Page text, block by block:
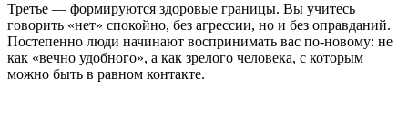
Третье — формируются здоровые границы. Вы учитесь
говорить «нет» спокойно, без агрессии, но и без оправданий.
Постепенно люди начинают воспринимать вас по-новому: не
как «вечно удобного», а как зрелого человека, с которым
можно быть в равном контакте.